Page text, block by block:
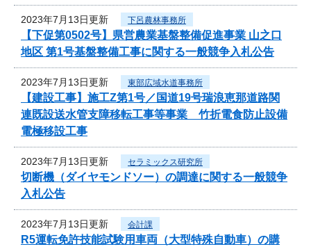
2023年7月13日更新 下呂農林事務所
【下促第0502号】県営農業基盤整備促進事業 山之口
地区 第1号基盤整備工事に関する一般競争入札公告
2023年7月13日更新 東部広域水道事務所
【建設工事】施工Z第1号／国道19号瑞浪恵那道路関
連既設送水管支障移転工事等事業 竹折電食防止設備
電極移設工事
2023年7月13日更新 セラミックス研究所
切断機（ダイヤモンドソー）の調達に関する一般競争
入札公告
2023年7月13日更新 会計課
R5運転免許技能試験用車両（大型特殊自動車）の購